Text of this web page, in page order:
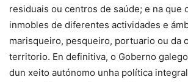
residuais ou centros de saúde; e na que
inmobles de diferentes actividades e
marisqueiro, pesqueiro, portuario ou da
territorio. En definitiva, o Goberno
dun xeito autónomo unha política